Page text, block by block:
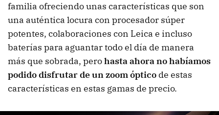
familia ofreciendo unas características que son
una auténtica locura con procesador súper
potentes, colaboraciones con Leica e incluso
baterías para aguantar todo el día de manera
más que sobrada, perohasta ahora no habíamos
podido disfrutar de un zoom óptico de estas
características en estas gamas de precio.